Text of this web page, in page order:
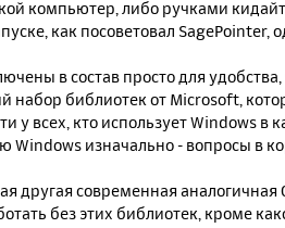
компьютер, либо ручками
как посоветовал SagePointer,
в состав просто для
набор библиотек от Microsoft,
у всех, кто использует Windows
Windows изначально - вопросы в
другая современная
без этих библиотек, кроме